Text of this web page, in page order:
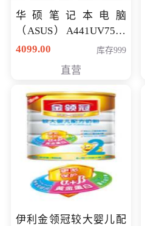
华硕笔记本电脑
（ASUS）A441UV7500
顽石（7代i7-7500U 4G
4099.00 库存999
直营
伊利金领冠较大婴儿配